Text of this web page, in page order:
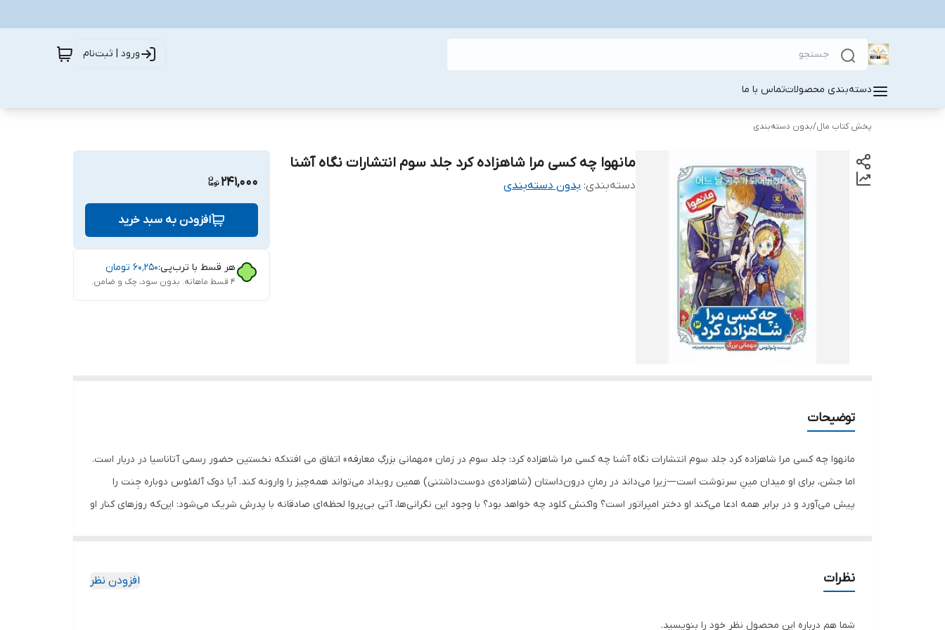
ورود | ثبت‌نام
دسته‌بندی محصولاتتماس با ما
پخش کتاب مال/بدون دسته‌بندی
مانهوا چه کسی مرا شاهزاده کرد جلد سوم انتشارات نگاه آشنا
دسته‌بندی: بدون دسته‌بندی 241,000
افزودن به سبد خرید
هر قسط با ترب‌پی:۶۰٬۲۵۰ تومان
۴ قسط ماهانه. بدون سود، چک و ضامن.
توضیحات
مانهوا چه کسی مرا شاهزاده کرد جلد سوم انتشارات نگاه آشنا چه کسی مرا شاهزاده کرد: جلد سوم در زمان «مهمانی بزرگِ معارفه» اتفاق می افتدکه نخستین حضور رسمی آتاناسیا در دربار است.
اما جشن، برای او میدان مینِ سرنوشت است—زیرا می‌داند در رمانِ درون‌داستان (شاهزاده‌ی دوست‌داشتنی) همین رویداد می‌تواند همه‌چیز را وارونه کند. آیا دوک آلفئوس دوباره جِنت را
پیش می‌آورد و در برابر همه ادعا می‌کند او دختر امپراتور است؟ واکنش کلود چه خواهد بود؟ با وجود این نگرانی‌ها، آتی بی‌پروا لحظه‌ای صادقانه با پدرش شریک می‌شود: این‌که روزهای کنار او
نظرات افزودن نظر
شما هم درباره این محصول نظر خود را بنویسید.